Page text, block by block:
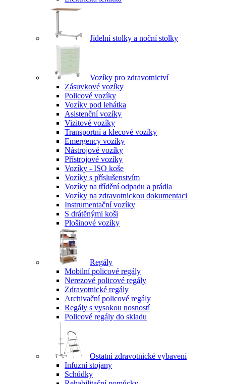
Jídelní stolky a noční stolky
Vozíky pro zdravotnictví
Zásuvkové vozíky
Policové vozíky
Vozíky pod lehátka
Asistenční vozíky
Vizitové vozíky
Transportní a klecové vozíky
Emergency vozíky
Nástrojové vozíky
Přístrojové vozíky
Vozíky - ISO koše
Vozíky s příslušenstvím
Vozíky na třídění odpadu a prádla
Vozíky na zdravotnickou dokumentaci
Instrumentační vozíky
S drátěnými koši
Plošinové vozíky
Regály
Mobilní policové regály
Nerezové policové regály
Zdravotnické regály
Archivační policové regály
Regály s vysokou nosností
Policové regály do skladu
Ostatní zdravotnické vybavení
Infuzní stojany
Schůdky